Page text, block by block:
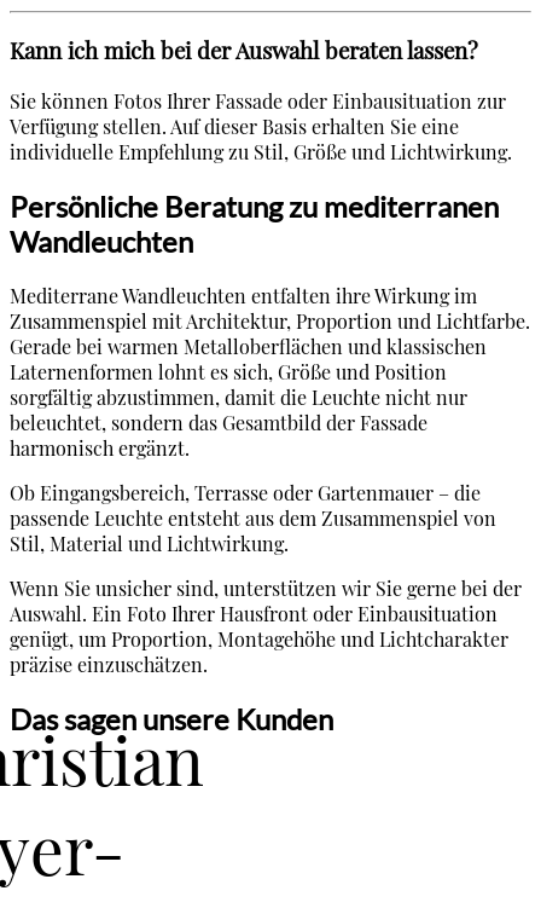
Kann ich mich bei der Auswahl beraten lassen?
Sie können Fotos Ihrer Fassade oder Einbausituation zur
Verfügung stellen. Auf dieser Basis erhalten Sie eine
individuelle Empfehlung zu Stil, Größe und Lichtwirkung.
Persönliche Beratung zu mediterranen
Wandleuchten
Mediterrane Wandleuchten entfalten ihre Wirkung im
Zusammenspiel mit Architektur, Proportion und Lichtfarbe.
Gerade bei warmen Metalloberflächen und klassischen
Laternenformen lohnt es sich, Größe und Position
sorgfältig abzustimmen, damit die Leuchte nicht nur
beleuchtet, sondern das Gesamtbild der Fassade
harmonisch ergänzt.
Ob Eingangsbereich, Terrasse oder Gartenmauer – die
passende Leuchte entsteht aus dem Zusammenspiel von
Stil, Material und Lichtwirkung.
Wenn Sie unsicher sind, unterstützen wir Sie gerne bei der
Auswahl. Ein Foto Ihrer Hausfront oder Einbausituation
genügt, um Proportion, Montagehöhe und Lichtcharakter
präzise einzuschätzen.
Das sagen unsere Kunden